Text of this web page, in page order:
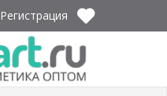
Регистрация